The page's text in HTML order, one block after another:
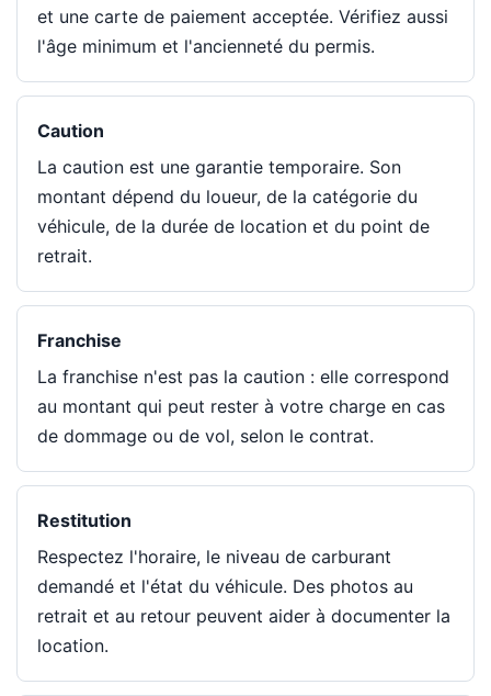
et une carte de paiement acceptée. Vérifiez aussi
l'âge minimum et l'ancienneté du permis.
Caution
La caution est une garantie temporaire. Son
montant dépend du loueur, de la catégorie du
véhicule, de la durée de location et du point de
retrait.
Franchise
La franchise n'est pas la caution : elle correspond
au montant qui peut rester à votre charge en cas
de dommage ou de vol, selon le contrat.
Restitution
Respectez l'horaire, le niveau de carburant
demandé et l'état du véhicule. Des photos au
retrait et au retour peuvent aider à documenter la
location.